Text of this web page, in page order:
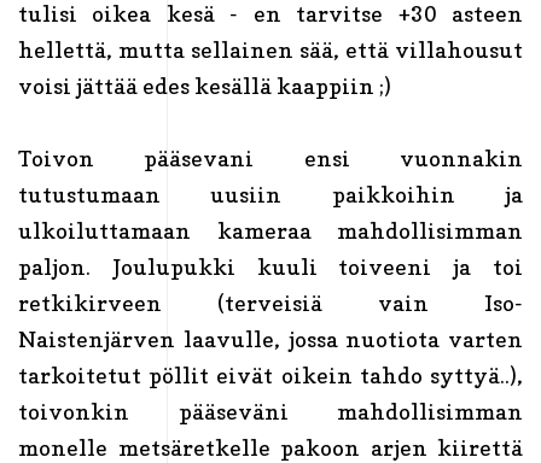
tulisi oikea kesä - en tarvitse +30 asteen
hellettä, mutta sellainen sää, että villahousut
voisi jättää edes kesällä kaappiin ;)
Toivon pääsevani ensi vuonnakin
tutustumaan uusiin paikkoihin ja
ulkoiluttamaan kameraa mahdollisimman
paljon. Joulupukki kuuli toiveeni ja toi
retkikirveen (terveisiä vain Iso-
Naistenjärven laavulle, jossa nuotiota varten
tarkoitetut pöllit eivät oikein tahdo syttyä..),
toivonkin pääseväni mahdollisimman
monelle metsäretkelle pakoon arjen kiirettä